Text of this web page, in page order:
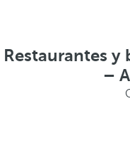
Restaurantes y
–